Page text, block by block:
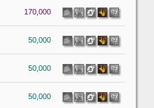
170,000
50,000
50,000
50,000